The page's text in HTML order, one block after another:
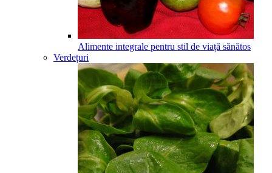
Alimente integrale pentru stil de viață sănătos
Verdețuri